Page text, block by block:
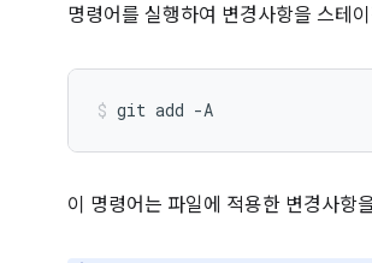
명령어를 실행하여 변경사항을 스테
git add -A
이 명령어는 파일에 적용한 변경사항